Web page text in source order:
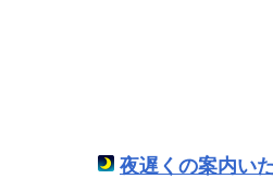
夜遅くの案内い